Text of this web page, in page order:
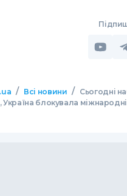
/ Всі новини / Сьогодні
Україна блокувала